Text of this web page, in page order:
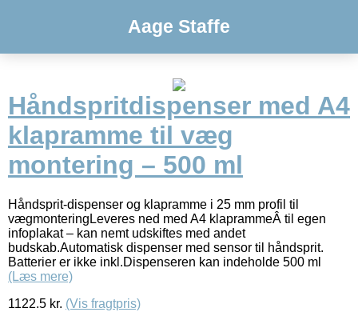
Aage Staffe
Håndspritdispenser med A4
klapramme til væg
montering – 500 ml
Håndsprit-dispenser og klapramme i 25 mm profil til
vægmonteringLeveres ned med A4 klaprammeÂ til egen
infoplakat – kan nemt udskiftes med andet
budskab.Automatisk dispenser med sensor til håndsprit.
Batterier er ikke inkl.Dispenseren kan indeholde 500 ml
(Læs mere)
1122.5 kr. (Vis fragtpris)